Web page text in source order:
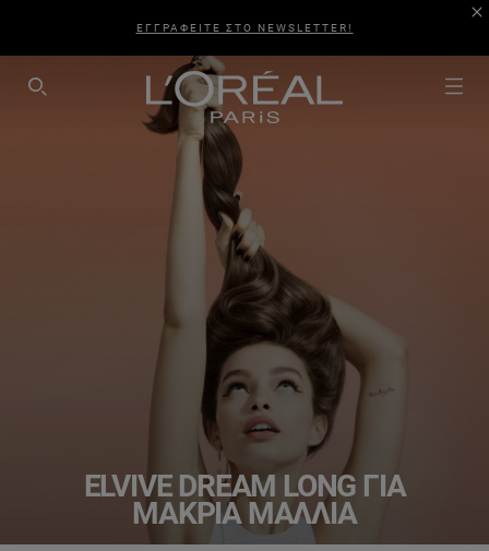
ΕΓΓΡΑΦΕΙΤΕ ΣΤΟ NEWSLETTER!
SEARCH THIS SITE
ELVIVE DREAM LONG ΓΙΑ
ΜΑΚΡΙΆ ΜΑΛΛΙΆ